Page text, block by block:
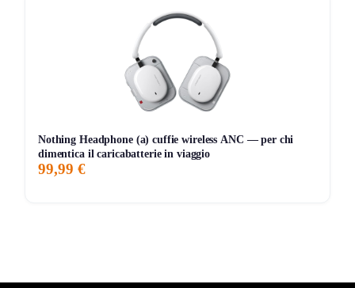
Nothing Headphone (a) cuffie wireless ANC — per chi
dimentica il caricabatterie in viaggio
99,99 €